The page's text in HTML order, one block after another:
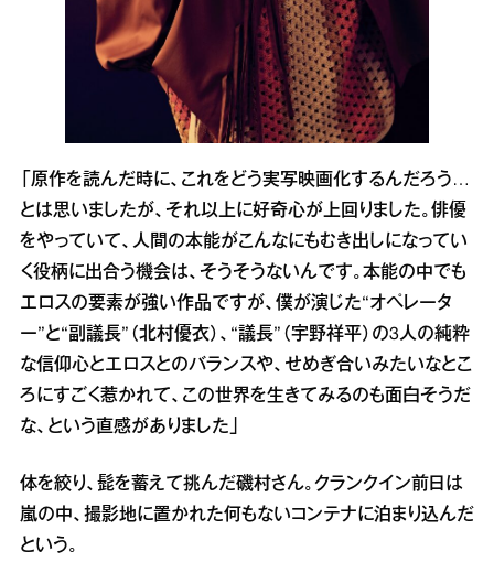
「原作を読んだ時に、これをどう実写映画化するんだろう…
とは思いましたが、それ以上に好奇心が上回りました。俳優
をやっていて、人間の本能がこんなにもむき出しになってい
く役柄に出合う機会は、そうそうないんです。本能の中でも
エロスの要素が強い作品ですが、僕が演じた“オペレータ
ー”と“副議長”（北村優衣）、“議長”（宇野祥平）の3人の純粋
な信仰心とエロスとのバランスや、せめぎ合いみたいなとこ
ろにすごく惹かれて、この世界を生きてみるのも面白そうだ
な、という直感がありました」
体を絞り、髭を蓄えて挑んだ磯村さん。クランクイン前日は
嵐の中、撮影地に置かれた何もないコンテナに泊まり込んだ
という。